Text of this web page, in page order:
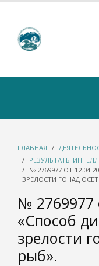
ГЛАВНАЯ
РЕЗУЛЬТАТЫ
№ 2769977 ОТ
ЗРЕЛОСТИ ГОНАД
№ 2769977
«Способ
зрелости
рыб».